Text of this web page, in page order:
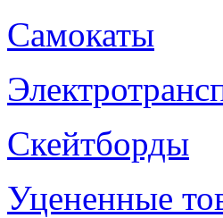
Самокаты
Скейтборды
Уцененные